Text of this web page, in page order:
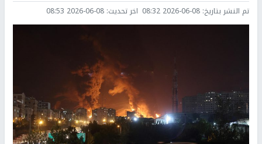
تم النشر بتاريخ: 2026-06-08 08:32 اخر تحديث: 2026-06-08 08:53